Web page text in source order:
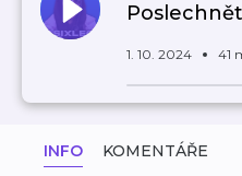
1. 10. 2024 41
INFO KOMENTÁŘE